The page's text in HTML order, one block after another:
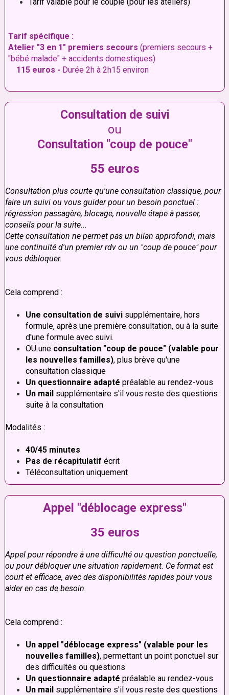
Tarif spécifique :
Atelier "3 en 1" premiers secours (premiers secours +
"bébé malade" + accidents domestiques)
115 euros - Durée 2h à 2h15 environ
Consultation de suivi
ou
Consultation "coup de pouce"
55 euros
Consultation plus courte qu'une consultation classique, pour
faire un suivi ou vous guider pour un besoin ponctuel :
régression passagère, blocage, nouvelle étape à passer,
conseils pour la suite...
Cette consultation ne permet pas un bilan approfondi, mais
une continuité d'un premier rdv ou un "coup de pouce" pour
vous débloquer.
Cela comprend :
Une consultation de suivi supplémentaire, hors
formule, après une première consultation, ou à la suite
d'une formule avec suivi.
OU une consultation "coup de pouce" (valable pour
les nouvelles familles), plus brève qu'une
consultation classique
Un questionnaire adapté préalable au rendez-vous
Un mail supplémentaire s'il vous reste des questions
suite à la consultation
Modalités :
40/45 minutes
Pas de récapitulatif écrit
Téléconsultation uniquement
Appel "déblocage express"
35 euros
Appel pour répondre à une difficulté ou question ponctuelle,
ou pour débloquer une situation rapidement. Ce format est
court et efficace, avec des disponibilités rapides pour vous
aider en cas de besoin.
Cela comprend :
Un appel "déblocage express" (valable pour les
nouvelles familles), permettant un point ponctuel sur
des difficultés ou questions
Un questionnaire adapté préalable au rendez-vous
Un mail supplémentaire s'il vous reste des questions